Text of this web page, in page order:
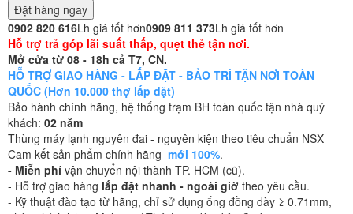
Đặt hàng ngay
0902 820 616Lh giá tốt hơn0909 811 373Lh giá tốt hơn
Hỗ trợ trả góp lãi suất thấp, quẹt thẻ tận nơi.
Mở cửa từ 08 - 18h cả T7, CN.
HỖ TRỢ GIAO HÀNG - LẮP ĐẶT - BẢO TRÌ TẬN NƠI TOÀN
QUỐC (Hơn 10.000 thợ lắp đặt)
Bảo hành chính hãng, hệ thống trạm BH toàn quốc tận nhà quý
khách: 02 năm
Thùng máy lạnh nguyên đai - nguyên kiện theo tiêu chuẩn NSX
Cam kết sản phẩm chính hãng mới 100%.
- Miễn phí vận chuyển nội thành TP. HCM (cũ).
- Hỗ trợ giao hàng lắp đặt nhanh - ngoài giờ theo yêu cầu.
- Kỹ thuật đào tạo từ hãng, chỉ sử dụng ống đồng dày ≥ 0.71mm,